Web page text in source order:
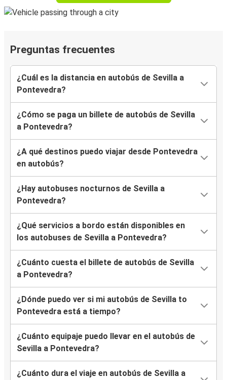
Preguntas frecuentes
¿Cuál es la distancia en autobús de Sevilla a
Pontevedra?
¿Cómo se paga un billete de autobús de Sevilla
a Pontevedra?
¿A qué destinos puedo viajar desde Pontevedra
en autobús?
¿Hay autobuses nocturnos de Sevilla a
Pontevedra?
¿Qué servicios a bordo están disponibles en
los autobuses de Sevilla a Pontevedra?
¿Cuánto cuesta el billete de autobús de Sevilla
a Pontevedra?
¿Dónde puedo ver si mi autobús de Sevilla to
Pontevedra está a tiempo?
¿Cuánto equipaje puedo llevar en el autobús de
Sevilla a Pontevedra?
¿Cuánto dura el viaje en autobús de Sevilla a